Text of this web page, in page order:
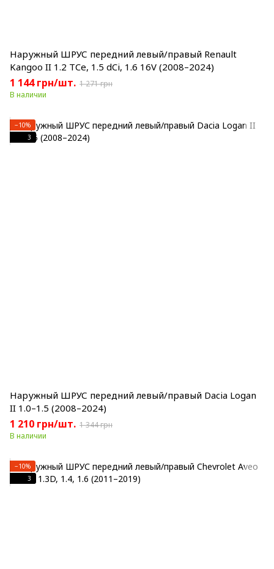
Наружный ШРУС передний левый/правый Renault
Kangoo II 1.2 TCe, 1.5 dCi, 1.6 16V (2008–2024)
1 144 грн/шт. 1 271 грн
В наличии
−10%
3
Наружный ШРУС передний левый/правый Dacia Logan
II 1.0–1.5 (2008–2024)
1 210 грн/шт. 1 344 грн
В наличии
−10%
3